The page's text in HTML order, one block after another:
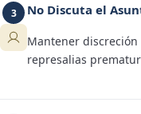
3 No Discuta el
Mantener
represalias